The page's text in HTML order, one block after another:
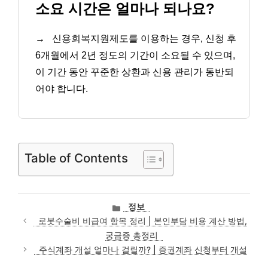
소요 시간은 얼마나 되나요?
→
신용회복지원제도를 이용하는 경우, 신청 후
6개월에서 2년 정도의 기간이 소요될 수 있으며,
이 기간 동안 꾸준한 상환과 신용 관리가 동반되
어야 합니다.
Table of Contents
카
테
고
리
정보
로봇수술비 비급여 항목 정리 | 본인부담 비용 계산 방법,
궁금증 총정리
주식계좌 개설 얼마나 걸릴까? | 증권계좌 신청부터 개설